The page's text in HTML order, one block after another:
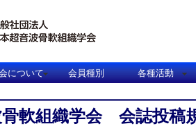
について 会員種別 各種活動
骨軟組織学会 会誌投稿